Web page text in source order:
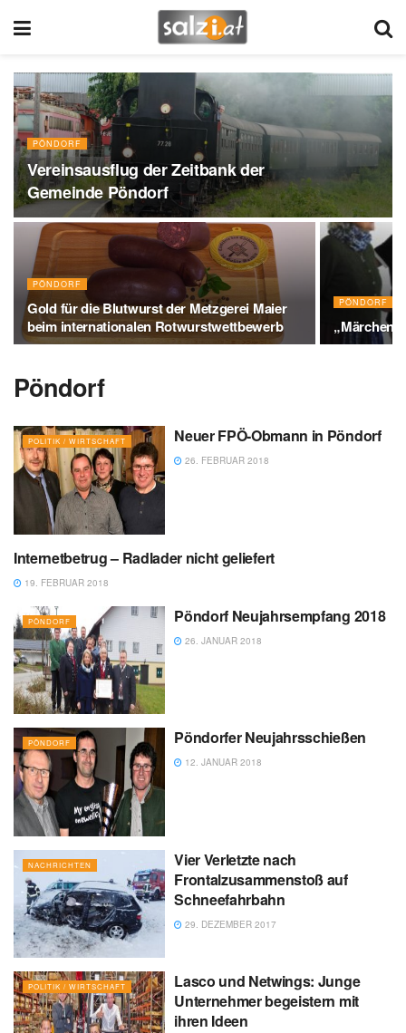
PÖNDORF
Vereinsausflug der Zeitbank der
Gemeinde Pöndorf
PÖNDORF
Gold für die Blutwurst der Metzgerei Maier
beim internationalen Rotwurstwettbewerb
PÖNDORF
Pöndorf
POLITIK / WIRTSCHAFT Neuer FPÖ-Obmann in Pöndorf
26. FEBRUAR 2018
NACHRICHTEN
Internetbetrug – Radlader nicht geliefert
19. FEBRUAR 2018
PÖNDORF Pöndorf Neujahrsempfang 2018
26. JANUAR 2018
PÖNDORF Pöndorfer Neujahrsschießen
12. JANUAR 2018
NACHRICHTEN
Vier Verletzte nach
Frontalzusammenstoß auf
Schneefahrbahn
29. DEZEMBER 2017
POLITIK / WIRTSCHAFT
Lasco und Netwings: Junge
Unternehmer begeistern mit
ihren Ideen